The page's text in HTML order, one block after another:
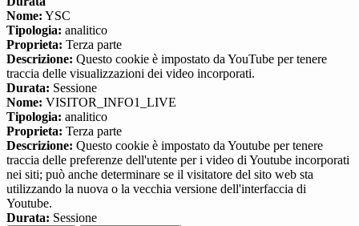
Nome: YSC
Tipologia: analitico
Proprieta: Terza parte
Descrizione: Questo cookie è impostato da YouTube per tenere
traccia delle visualizzazioni dei video incorporati.
Durata: Sessione
Nome: VISITOR_INFO1_LIVE
Tipologia: analitico
Proprieta: Terza parte
Descrizione: Questo cookie è impostato da Youtube per tenere
traccia delle preferenze dell'utente per i video di Youtube incorporati
nei siti; può anche determinare se il visitatore del sito web sta
utilizzando la nuova o la vecchia versione dell'interfaccia di
Youtube.
Durata: Sessione